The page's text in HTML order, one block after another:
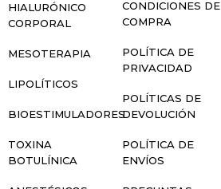
HIALURÓNICO
CORPORAL
MESOTERAPIA
LIPOLÍTICOS
BIOESTIMULADORES
TOXINA
BOTULÍNICA
CONDICIONES DE
COMPRA
POLÍTICA DE
PRIVACIDAD
POLÍTICAS DE
DEVOLUCIÓN
POLÍTICA DE
ENVÍOS